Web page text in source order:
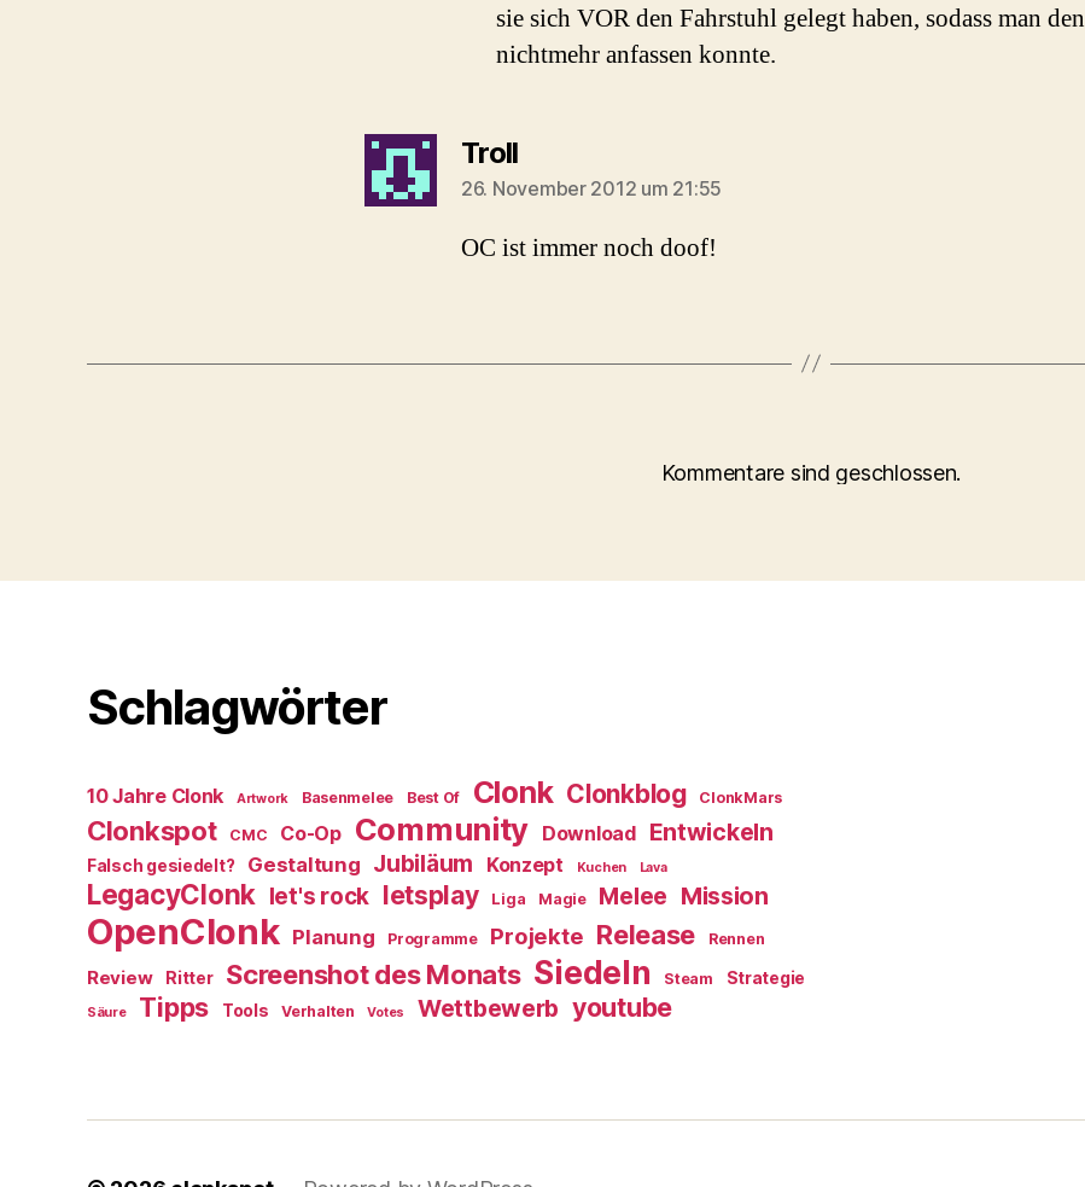
sie sich VOR den Fahrstuhl gelegt haben, sodass man den
nichtmehr anfassen konnte.
Trollsagt:
26. November 2012 um 21:55
OC ist immer noch doof!
Kommentare sind geschlossen.
Schlagwörter
10 Jahre Clonk Artwork Basenmelee Best Of Clonk Clonkblog ClonkMars
Clonkspot CMC Co-Op Community Download Entwickeln
Falsch gesiedelt? Gestaltung Jubiläum Konzept Kuchen Lava
LegacyClonk let's rock letsplay Liga Magie Melee Mission
OpenClonk Planung Programme Projekte Release Rennen
Review Ritter Screenshot des Monats Siedeln Steam Strategie
Säure Tipps Tools Verhalten Votes Wettbewerb youtube